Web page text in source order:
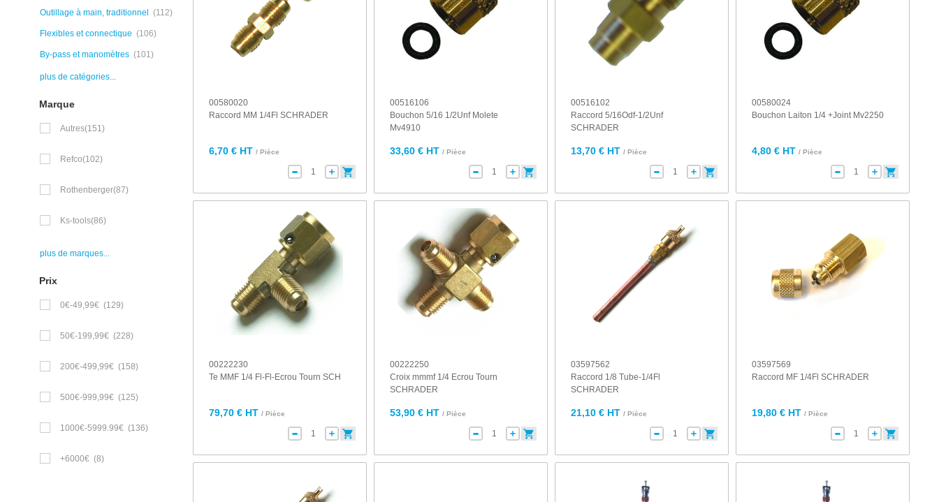
Outillage à main, traditionnel (112)
Flexibles et connectique (106)
By-pass et manomètres (101)
plus de catégories...
Marque
Autres(151)
Refco(102)
Rothenberger(87)
Ks-tools(86)
plus de marques...
Prix
0€-49,99€ (129)
50€-199,99€ (228)
200€-499,99€ (158)
500€-999,99€ (125)
1000€-5999.99€ (136)
+6000€ (8)
00580020
Raccord MM 1/4Fl SCHRADER
6,70 € HT / Pièce
00516106
Bouchon 5/16 1/2Unf Molete
Mv4910
33,60 € HT / Pièce
00516102
Raccord 5/16Odf-1/2Unf
SCHRADER
13,70 € HT / Pièce
00580024
Bouchon Laiton 1/4 +Joint Mv2250
4,80 € HT / Pièce
00222230
Te MMF 1/4 Fl-Fl-Ecrou Tourn SCH
79,70 € HT / Pièce
00222250
Croix mmmf 1/4 Ecrou Tourn
SCHRADER
53,90 € HT / Pièce
03597562
Raccord 1/8 Tube-1/4Fl
SCHRADER
21,10 € HT / Pièce
03597569
Raccord MF 1/4Fl SCHRADER
19,80 € HT / Pièce